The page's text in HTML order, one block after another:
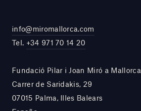
info@miromallorca.com
Tel. +34 971 70 14 20
Fundació Pilar i Joan Miró a Mallorca
Carrer de Saridakis, 29
07015 Palma, Illes Balears